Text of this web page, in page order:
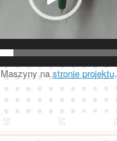
nastronie projektu.